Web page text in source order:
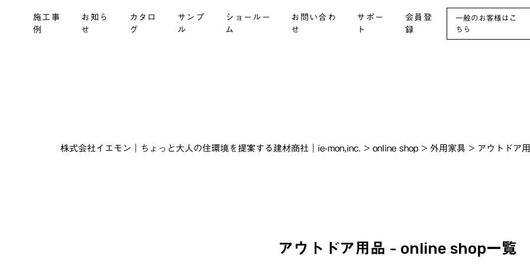
施工事
例
お知ら
せ
カタロ
グ
サンプ
ル
ショールー
ム
お問い合わ
せ
サポー
ト
会員登
録
一般のお客様はこ
ちら
株式会社イエモン｜ちょっと大人の住環境を提案する建材商社｜ie-mon,inc. > online shop > 外用家具 > アウトドア
アウトドア用品 - online shop一覧